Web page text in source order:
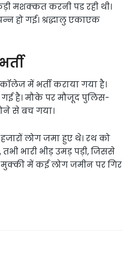
मशक्कत करनी पड रही थी।
हो गई। श्रद्धालु एकाएक
में भर्ती कराया गया है।
है। मौके पर मौजूद पुलिस-
से बच गया।
लोग जमा हुए थे। रथ को
भारी भीड़ उमड़ पड़ी, जिससे
मुक्की में कई लोग जमीन पर गिर